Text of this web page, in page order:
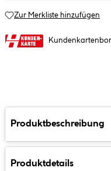
Zur Merkliste hinzufügen
Produktbeschreibung
Produktdetails